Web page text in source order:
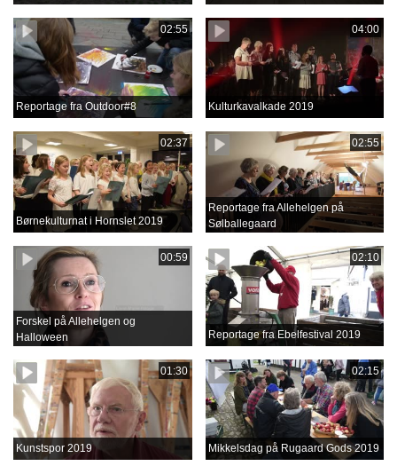
02:55
Reportage fra Outdoor#8
04:00
Kulturkavalkade 2019
02:37
Børnekulturnat i Hornslet 2019
02:55
Reportage fra Allehelgen på
Sølballegaard
00:59
Forskel på Allehelgen og
Halloween
02:10
Reportage fra Ebelfestival 2019
01:30
Kunstspor 2019
02:15
Mikkelsdag på Rugaard Gods 2019